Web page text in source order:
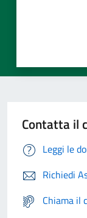
Contatta il
Leggi le
Richiedi
Chiama il